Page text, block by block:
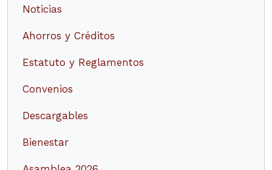
Noticias
Ahorros y Créditos
Estatuto y Reglamentos
Convenios
Descargables
Bienestar